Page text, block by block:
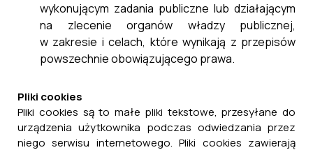
wykonującym zadania publiczne lub działającym
na zlecenie organów władzy publicznej,
w zakresie i celach, które wynikają z przepisów
powszechnie obowiązującego prawa.
Pliki cookies
Pliki cookies są to małe pliki tekstowe, przesyłane do
urządzenia użytkownika podczas odwiedzania przez
niego serwisu internetowego. Pliki cookies zawierają